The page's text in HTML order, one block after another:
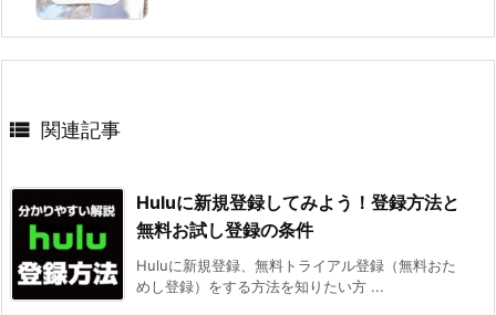
 関連記事
Huluに新規登録してみよう！登録方法と
無料お試し登録の条件
Huluに新規登録、無料トライアル登録（無料おた
めし登録）をする方法を知りたい方 ...